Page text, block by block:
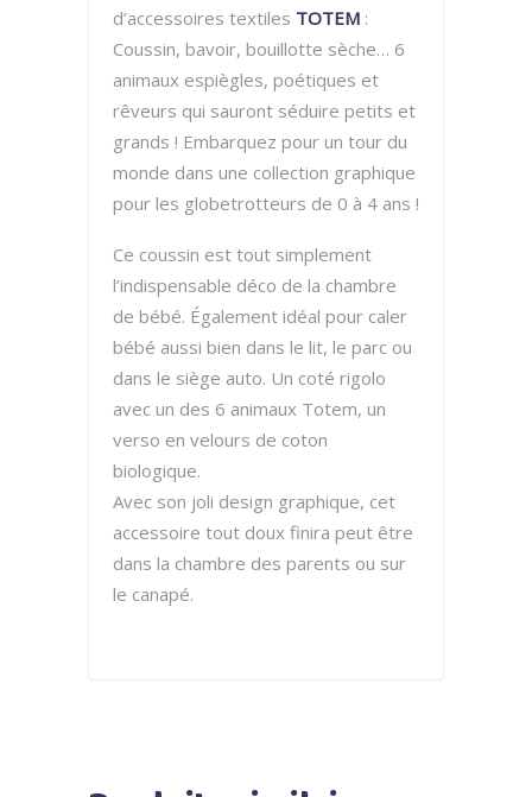
d’accessoires textiles TOTEM :
Coussin, bavoir, bouillotte sèche… 6
animaux espiègles, poétiques et
rêveurs qui sauront séduire petits et
grands ! Embarquez pour un tour du
monde dans une collection graphique
pour les globetrotteurs de 0 à 4 ans !
Ce coussin est tout simplement
l’indispensable déco de la chambre
de bébé. Également idéal pour caler
bébé aussi bien dans le lit, le parc ou
dans le siège auto. Un coté rigolo
avec un des 6 animaux Totem, un
verso en velours de coton
biologique.
Avec son joli design graphique, cet
accessoire tout doux finira peut être
dans la chambre des parents ou sur
le canapé.